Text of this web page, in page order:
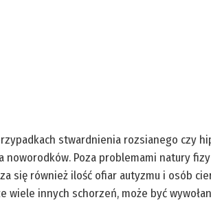
stwardnienia rozsianego czy
Poza problemami natury
się również ilość ofiar autyzmu i osób
innych schorzeń, może być